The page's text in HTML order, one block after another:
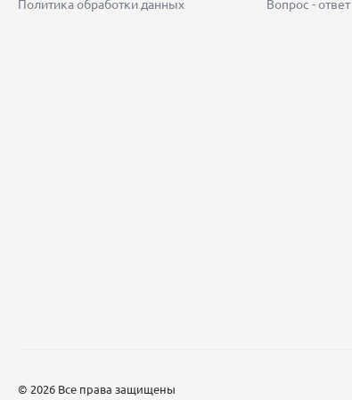
Политика обработки данных Вопрос - ответ
© 2026 Все права защищены